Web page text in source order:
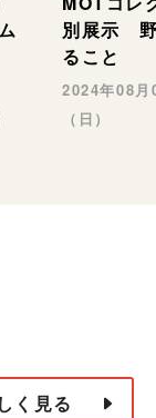
別展示
ること
2024年08
（日）
く見る